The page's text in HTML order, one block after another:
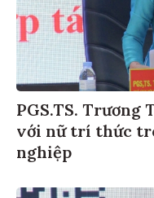
PGS.TS. Trương
với nữ trí thức
nghiệp